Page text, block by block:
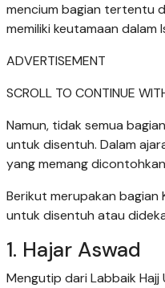
mencium bagian tertentu
memiliki keutamaan dalam
ADVERTISEMENT
SCROLL TO CONTINUE
Namun, tidak semua
untuk disentuh. Dalam
yang memang
Berikut merupakan bagian
untuk disentuh atau
1. Hajar Aswad
Mengutip dari Labbaik Hajj